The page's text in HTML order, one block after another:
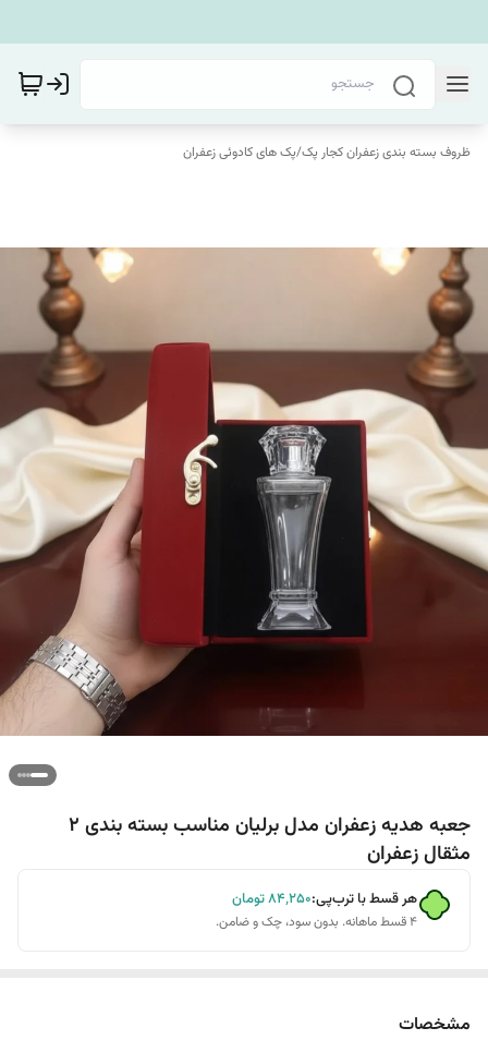
ظروف بسته بندی زعفران کجار پک/پک های کادوئی زعفران
جعبه هدیه زعفران مدل برلیان مناسب بسته بندی 2
مثقال زعفران
هر قسط با ترب‌پی:۸۴٬۲۵۰تومان
۴ قسط ماهانه. بدون سود، چک و ضامن.
مشخصات